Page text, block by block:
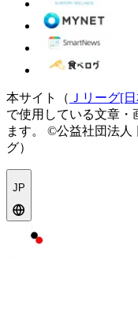
本サイト（ Ｊリーグ[
で使用している文章・
ます。
©公益社団法人
グ）
JP